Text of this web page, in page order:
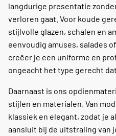
langdurige presentatie
verloren gaat. Voor koude
stijlvolle glazen, schalen en
eenvoudig amuses, salades
creëer je een uniforme en
ongeacht het type gerecht
Daarnaast is ons
stijlen en materialen. Van
klassiek en elegant, zodat je
aansluit bij de uitstraling van